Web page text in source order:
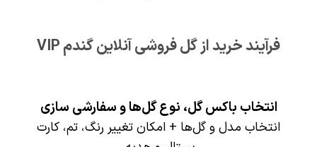
فرآیند خرید از گل فروشی آنلاین گندم VIP
انتخاب باکس گل، نوع گل‌ها و سفارشی سازی
انتخاب مدل و گل‌ها + امکان تغییر رنگ، تم، کارت